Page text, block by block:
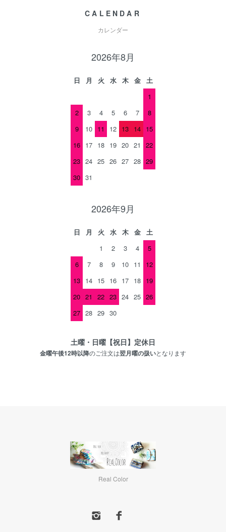
CALENDAR
カレンダー
2026年8月
日 月 火 水 木 金
土
1
2
3 4 5 6 7
8
9
10 11 12 13 14 15
16 17 18 19 20 21
22
23 24 25 26 27 28 29
30 31
2026年9月
日 月 火 水 木 金
土
1
2 3 4
5
6
7 8 9 10 11
12
13 14 15 16 17 18 19
20 21 22 23 24 25 26
27 28 29 30
土曜・日曜【祝日】定休日
金曜午後12時以降のご注文は翌月曜の扱いとなります
Real Color